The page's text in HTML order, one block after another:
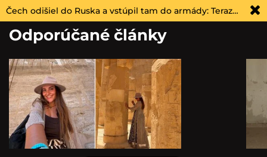
Čech odišiel do Ruska a vstúpil tam do armády: Teraz…
Odporúčané články